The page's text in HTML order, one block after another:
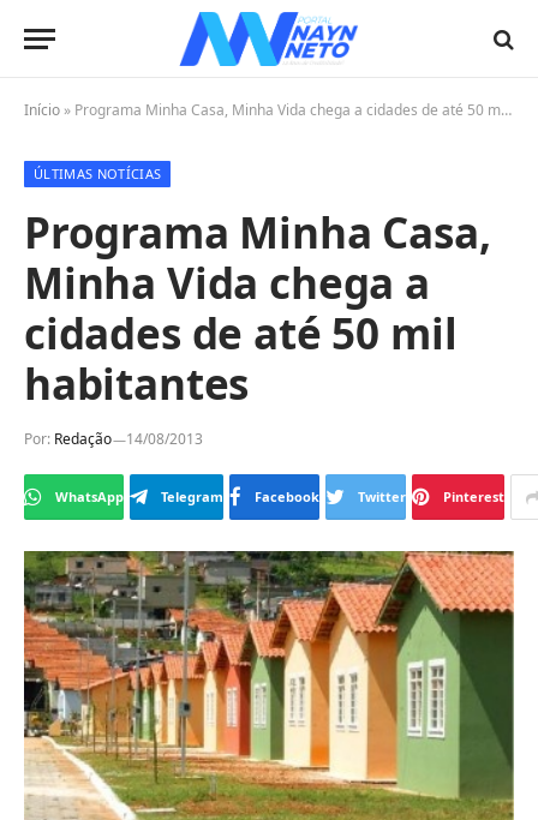
Início » Programa Minha Casa, Minha Vida chega a cidades de até 50 mil habitantes
ÚLTIMAS NOTÍCIAS
Programa Minha Casa,
Minha Vida chega a
cidades de até 50 mil
habitantes
Por: Redação 14/08/2013
WhatsApp Telegram Facebook Twitter Pinterest